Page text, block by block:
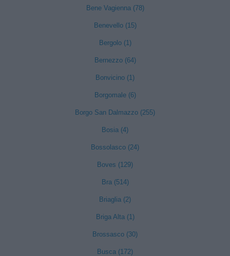
Bene Vagienna (78)
Benevello (15)
Bergolo (1)
Bernezzo (64)
Bonvicino (1)
Borgomale (6)
Borgo San Dalmazzo (255)
Bosia (4)
Bossolasco (24)
Boves (129)
Bra (514)
Briaglia (2)
Briga Alta (1)
Brossasco (30)
Busca (172)